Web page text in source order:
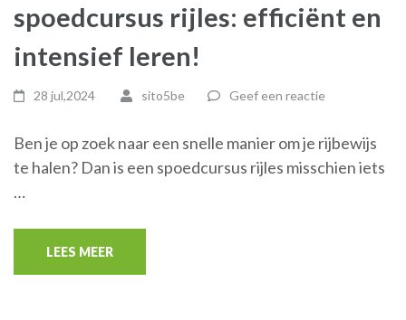
spoedcursus rijles: efficiënt en
intensief leren!
28 jul,2024 sito5be Geef een reactie
Ben je op zoek naar een snelle manier om je rijbewijs
te halen? Dan is een spoedcursus rijles misschien iets
…
LEES MEER